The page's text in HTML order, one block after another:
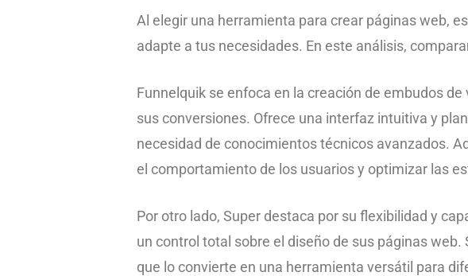
Al elegir una herramienta para crear páginas web,
adapte a tus necesidades. En este análisis,
Funnelquik se enfoca en la creación de embudos
sus conversiones. Ofrece una interfaz intuitiva y
necesidad de conocimientos técnicos avanzados.
el comportamiento de los usuarios y optimizar las
Por otro lado, Super destaca por su flexibilidad y
un control total sobre el diseño de sus páginas
que lo convierte en una herramienta versátil para